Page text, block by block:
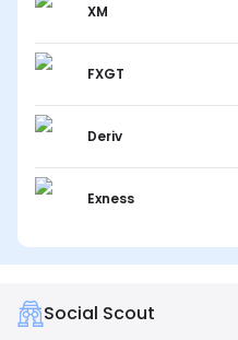
XM
FXGT
Deriv
Exness
Social Scout